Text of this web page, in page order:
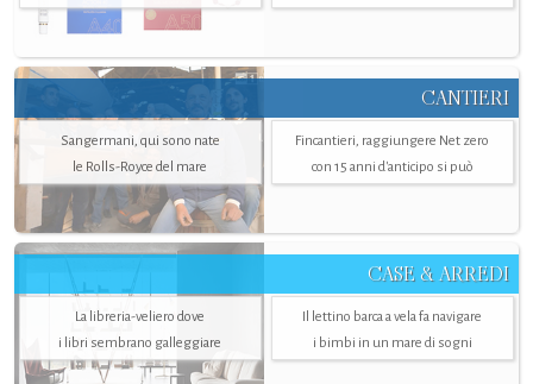
CANTIERI
Sangermani, qui sono nate
le Rolls-Royce del mare
Fincantieri, raggiungere Net zero
con 15 anni d'anticipo si può
CASE & ARREDI
La libreria-veliero dove
i libri sembrano galleggiare
Il lettino barca a vela fa navigare
i bimbi in un mare di sogni